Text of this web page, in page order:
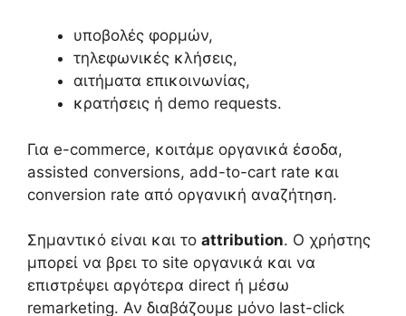
υποβολές φορμών,
τηλεφωνικές κλήσεις,
αιτήματα επικοινωνίας,
κρατήσεις ή demo requests.
Για e-commerce, κοιτάμε οργανικά έσοδα,
assisted conversions, add-to-cart rate και
conversion rate από οργανική αναζήτηση.
Σημαντικό είναι και το attribution. Ο χρήστης
μπορεί να βρει το site οργανικά και να
επιστρέψει αργότερα direct ή μέσω
remarketing. Αν διαβάζουμε μόνο last-click